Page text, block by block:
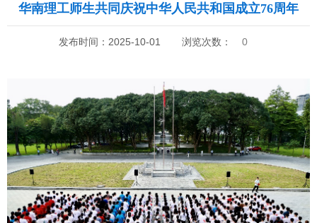
华南理工师生共同庆祝中华人民共和国成立76周年
发布时间：2025-10-01 浏览次数： 0